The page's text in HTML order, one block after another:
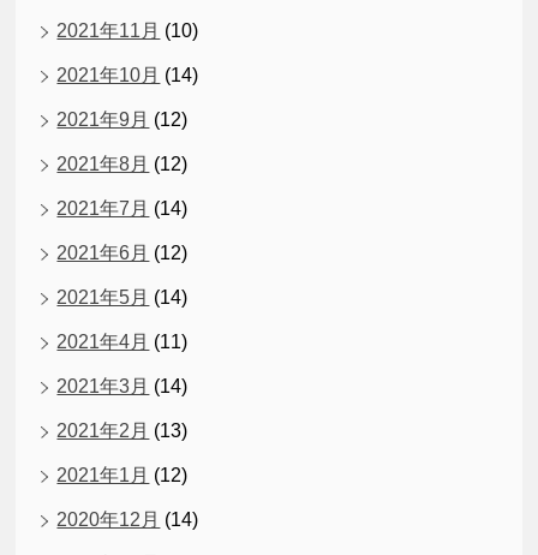
2021年11月 (10)
2021年10月 (14)
2021年9月 (12)
2021年8月 (12)
2021年7月 (14)
2021年6月 (12)
2021年5月 (14)
2021年4月 (11)
2021年3月 (14)
2021年2月 (13)
2021年1月 (12)
2020年12月 (14)